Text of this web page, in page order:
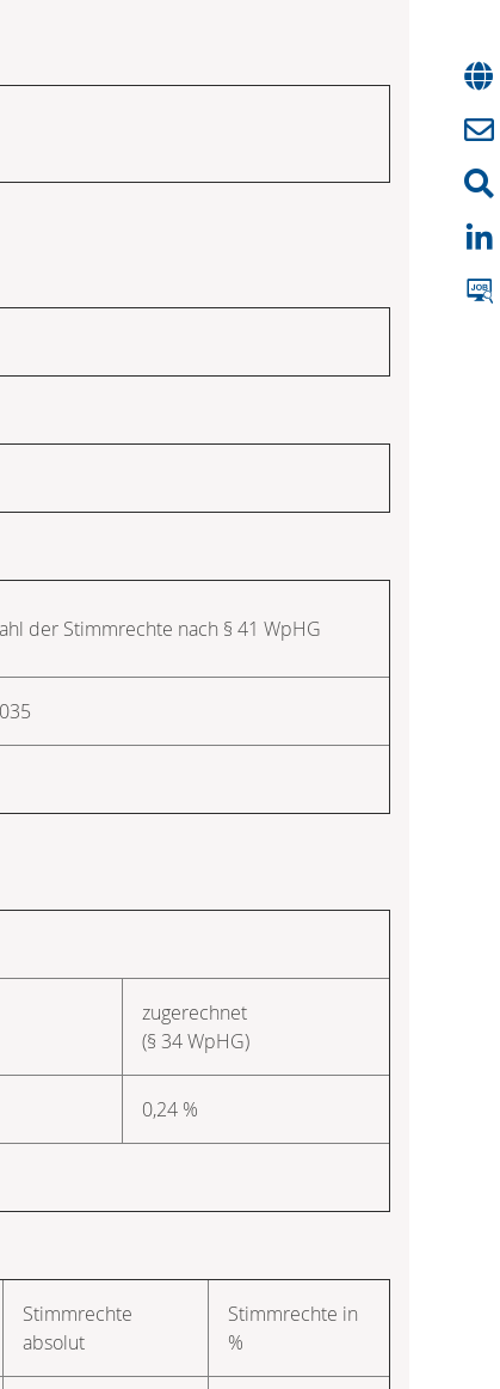
der Stimmrechte nach § 41 WpHG
zugerechnet
(§ 34 WpHG)
0,24 %
Stimmrechte
absolut
Stimmrechte in
%